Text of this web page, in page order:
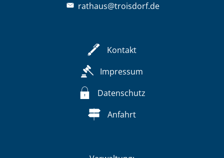
rathaus@troisdorf.de
Kontakt
Impressum
Datenschutz
Anfahrt